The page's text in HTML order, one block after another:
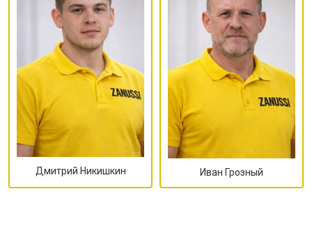
Дмитрий Никишкин Иван Грозный